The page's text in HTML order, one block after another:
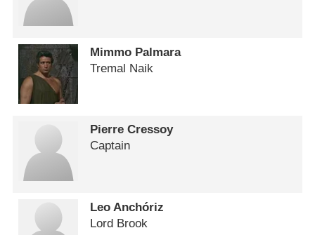
Mimmo Palmara
Tremal Naik
Pierre Cressoy
Captain
Leo Anchóriz
Lord Brook